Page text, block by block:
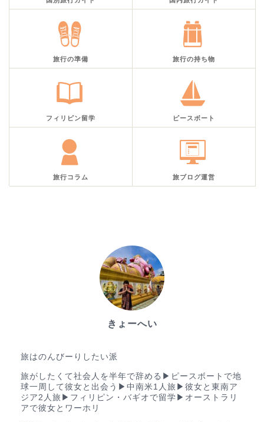
旅行の準備 旅行の持ち物
フィリピン留学 ピースボート
旅行コラム 旅ブログ運営
きょーへい
旅はのんびーりしたい派
旅がしたくて社会人を半年で辞める▶︎ピースボートで地
球一周して彼女と出会う▶︎中南米1人旅▶︎彼女と東南ア
ジア2人旅▶︎フィリピン・バギオで留学▶︎オーストラリ
アで彼女とワーホリ